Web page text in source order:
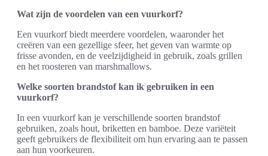
Wat zijn de voordelen van een vuurkorf?
Een vuurkorf biedt meerdere voordelen, waaronder het
creëren van een gezellige sfeer, het geven van warmte op
frisse avonden, en de veelzijdigheid in gebruik, zoals grillen
en het roosteren van marshmallows.
Welke soorten brandstof kan ik gebruiken in een
vuurkorf?
In een vuurkorf kan je verschillende soorten brandstof
gebruiken, zoals hout, briketten en bamboe. Deze variëteit
geeft gebruikers de flexibiliteit om hun ervaring aan te passen
aan hun voorkeuren.